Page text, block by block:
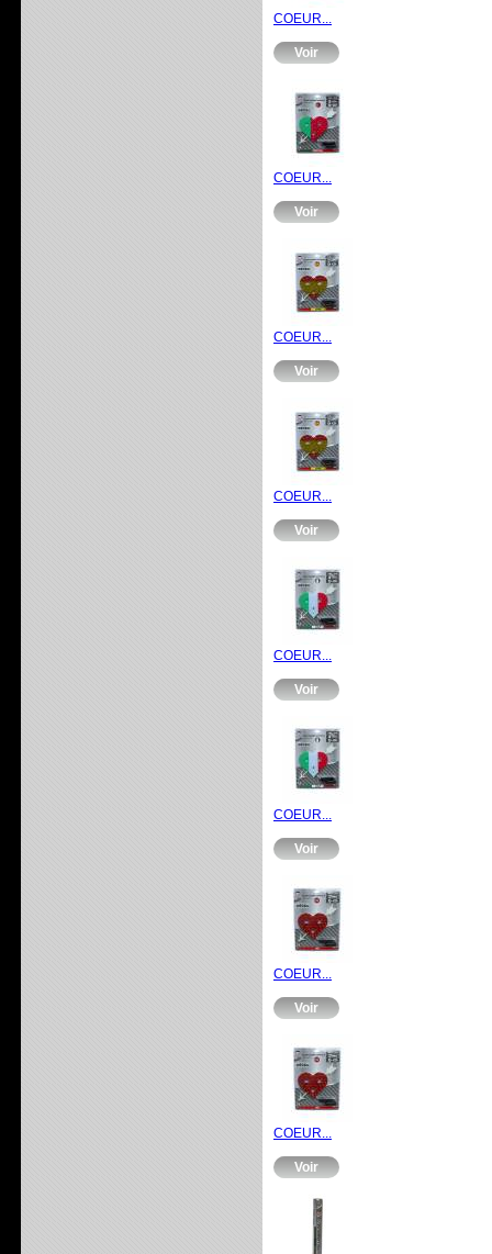
COEUR...
Voir
COEUR...
Voir
COEUR...
Voir
COEUR...
Voir
COEUR...
Voir
COEUR...
Voir
COEUR...
Voir
COEUR...
Voir